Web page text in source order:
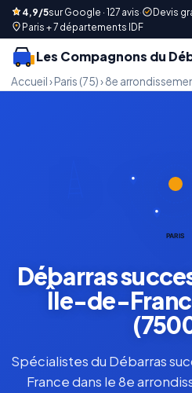
4,9/5sur Google · 127 avis· Devis
Paris + 7 départements IDF
Les Compagnons du
Accueil› Paris (75)› 8e
PARIS
Débarras
Île-de-
Spécialistes du Débarras
France dans le 8e